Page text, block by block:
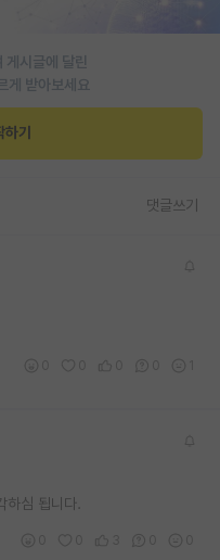
게시글에 달린
게 받아보세요
기
댓글쓰기
심 됩니다.